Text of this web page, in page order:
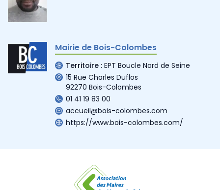
Mairie de Bois-Colombes
Territoire : EPT Boucle Nord de Seine
15 Rue Charles Duflos
92270 Bois-Colombes
01 41 19 83 00
accueil@bois-colombes.com
https://www.bois-colombes.com/